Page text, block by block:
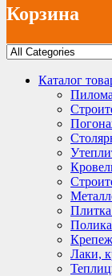
Корзина
Каталог
Плитка
Крепеж
Лаки,